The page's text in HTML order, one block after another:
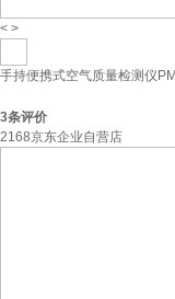
< >
手持便携式空气质量检测仪
3条评价
2168京东企业自营店